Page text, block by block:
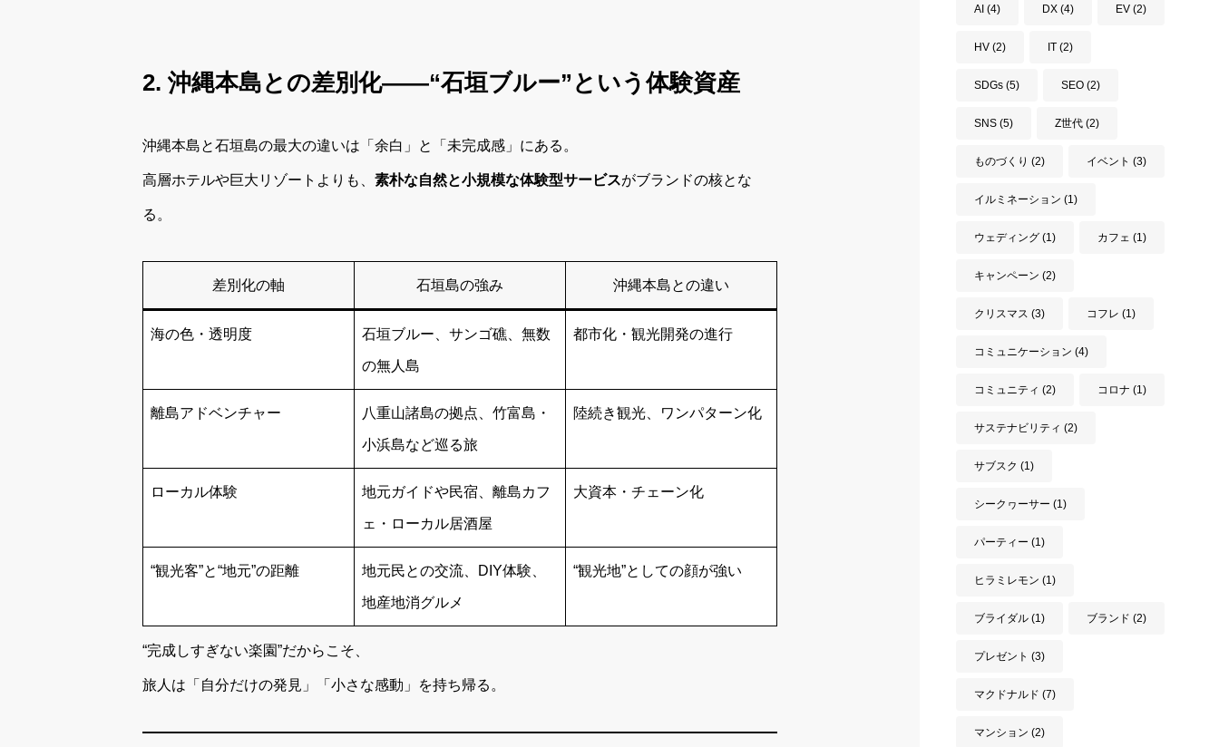
AI (4) DX (4) EV (2)
HV (2) IT (2)
SDGs (5) SEO (2)
SNS (5) Z世代 (2)
ものづくり (2) イベント (3)
イルミネーション (1)
ウェディング (1) カフェ (1)
キャンペーン (2)
クリスマス (3) コフレ (1)
コミュニケーション (4)
コミュニティ (2) コロナ (1)
サステナビリティ (2)
サブスク (1)
シークヮーサー (1)
パーティー (1)
ヒラミレモン (1)
ブライダル (1) ブランド (2)
プレゼント (3)
マクドナルド (7)
マンション (2)
2. 沖縄本島との差別化――“石垣ブルー”という体験資産
沖縄本島と石垣島の最大の違いは「余白」と「未完成感」にある。
高層ホテルや巨大リゾートよりも、 素朴な自然と小規模な体験型サービスがブランドの核とな
る。
差別化の軸 石垣島の強み 沖縄本島との違い
海の色・透明度 石垣ブルー、サンゴ礁、無数
の無人島
都市化・観光開発の進行
離島アドベンチャー 八重山諸島の拠点、竹富島・
小浜島など巡る旅
陸続き観光、ワンパターン化
ローカル体験 地元ガイドや民宿、離島カフ
ェ・ローカル居酒屋
大資本・チェーン化
“観光客”と“地元”の距離 地元民との交流、DIY体験、
地産地消グルメ
“観光地”としての顔が強い
“完成しすぎない楽園”だからこそ、
旅人は「自分だけの発見」「小さな感動」を持ち帰る。